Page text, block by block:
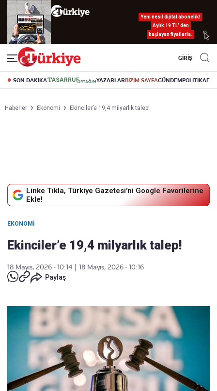
Yeni nesil dijital abonelik!
Aylık 19 TL’ den
başlayan fiyatlarla.
GİRİŞ
SON DAKİKA YAZARLARBİZİM SAYFAGÜNDEMPOLİTİKA
Haberler Ekonomi Ekinciler’e 19,4 milyarlık talep!
Linke Tıkla, Türkiye Gazetesi'ni Google Favorilerine
Ekle!
EKONOMI
Ekinciler’e 19,4 milyarlık talep!
18 Mayıs, 2026 - 10:14
18 Mayıs, 2026 - 10:16
Paylaş